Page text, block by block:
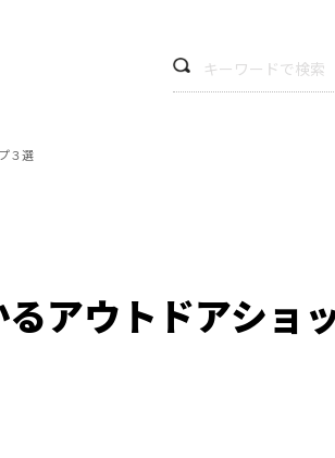
３選
アウトドアショ